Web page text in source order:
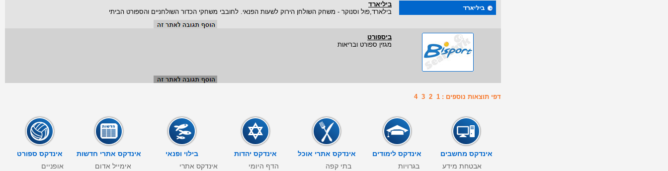
ביליארד
בילארד,פול וסנוקר - משחק השולחן הירוק לשעות הפנאי. לחובבי משחקי הכדור השולחניים והספורט הביתי
ביספורט
מגזין ספורט ובריאות
דפי תוצאות נוספים : 1 4